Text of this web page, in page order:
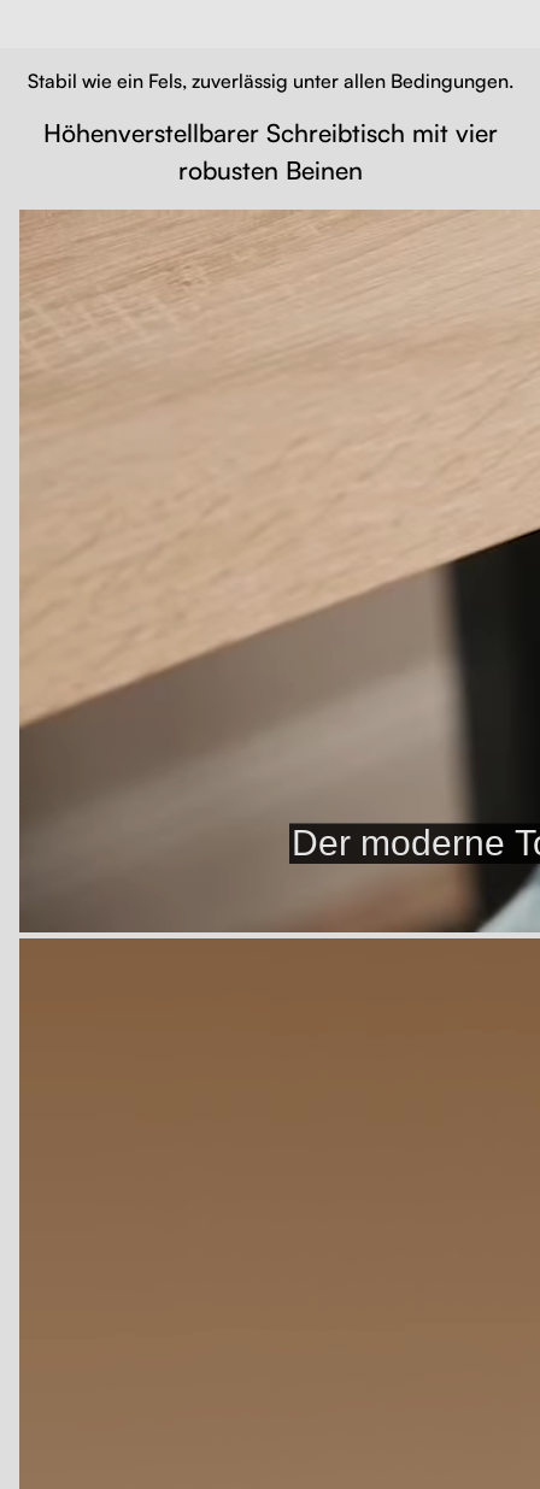
Stabil wie ein Fels, zuverlässig unter allen Bedingungen.
Höhenverstellbarer Schreibtisch mit vier
robusten Beinen